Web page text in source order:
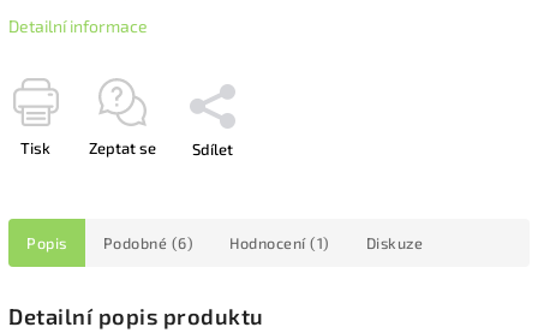
Detailní informace
Tisk Zeptat se Sdílet
Popis Podobné (6) Hodnocení (1) Diskuze
Detailní popis produktu